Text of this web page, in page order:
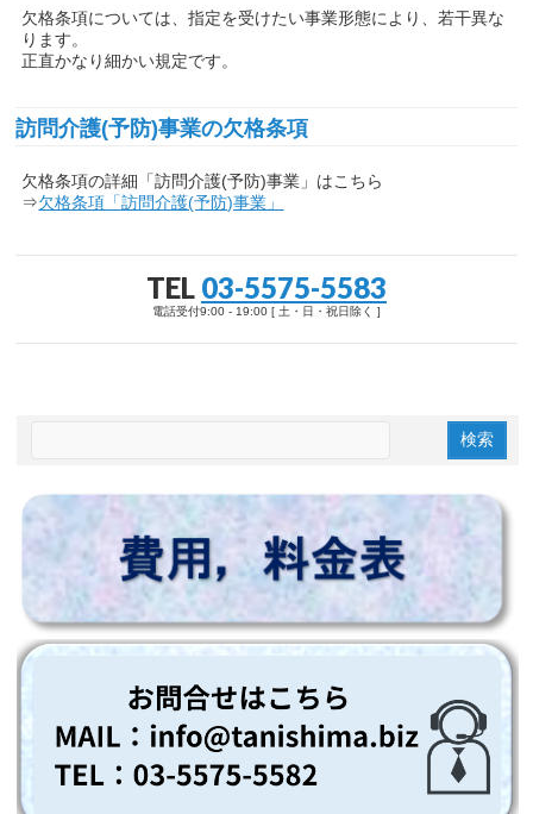
欠格条項については、指定を受けたい事業形態により、若干異な
ります。
正直かなり細かい規定です。
訪問介護(予防)事業の欠格条項
欠格条項の詳細「訪問介護(予防)事業」はこちら
⇒欠格条項「訪問介護(予防)事業」
TEL 03-5575-5583
電話受付9:00 - 19:00 [ 土・日・祝日除く ]